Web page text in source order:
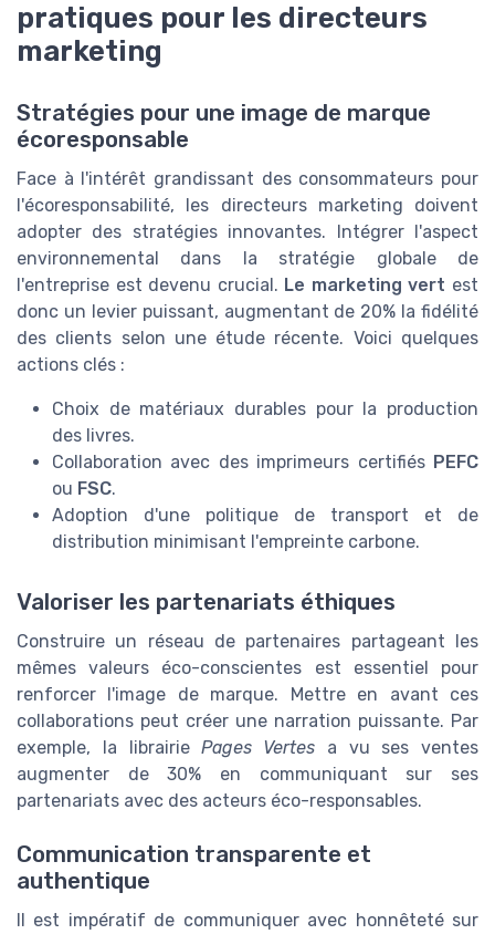
pratiques pour les directeurs
marketing
Stratégies pour une image de marque
écoresponsable
Face à l'intérêt grandissant des consommateurs pour
l'écoresponsabilité, les directeurs marketing doivent
adopter des stratégies innovantes. Intégrer l'aspect
environnemental dans la stratégie globale de
l'entreprise est devenu crucial. Le marketing vert est
donc un levier puissant, augmentant de 20% la fidélité
des clients selon une étude récente. Voici quelques
actions clés :
Choix de matériaux durables pour la production
des livres.
Collaboration avec des imprimeurs certifiés PEFC
ou FSC.
Adoption d'une politique de transport et de
distribution minimisant l'empreinte carbone.
Valoriser les partenariats éthiques
Construire un réseau de partenaires partageant les
mêmes valeurs éco-conscientes est essentiel pour
renforcer l'image de marque. Mettre en avant ces
collaborations peut créer une narration puissante. Par
exemple, la librairiePages Vertes a vu ses ventes
augmenter de 30% en communiquant sur ses
partenariats avec des acteurs éco-responsables.
Communication transparente et
authentique
Il est impératif de communiquer avec honnêteté sur